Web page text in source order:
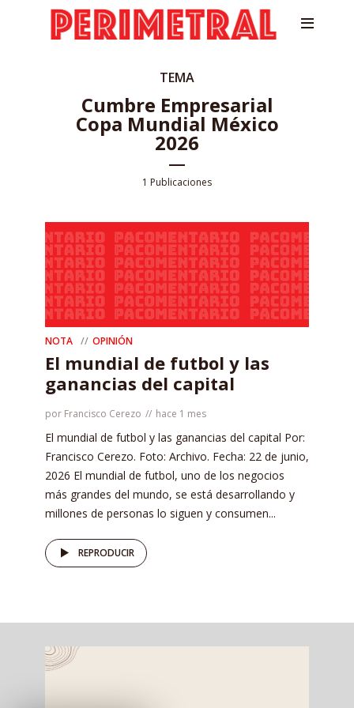
TEMA
Cumbre Empresarial
Copa Mundial México
2026
1 Publicaciones
NOTA OPINIÓN
El mundial de futbol y las
ganancias del capital
por Francisco Cerezo hace 1 mes
El mundial de futbol y las ganancias del capital Por:
Francisco Cerezo. Foto: Archivo. Fecha: 22 de junio,
2026 El mundial de futbol, uno de los negocios
más grandes del mundo, se está desarrollando y
millones de personas lo siguen y consumen...
REPRODUCIR